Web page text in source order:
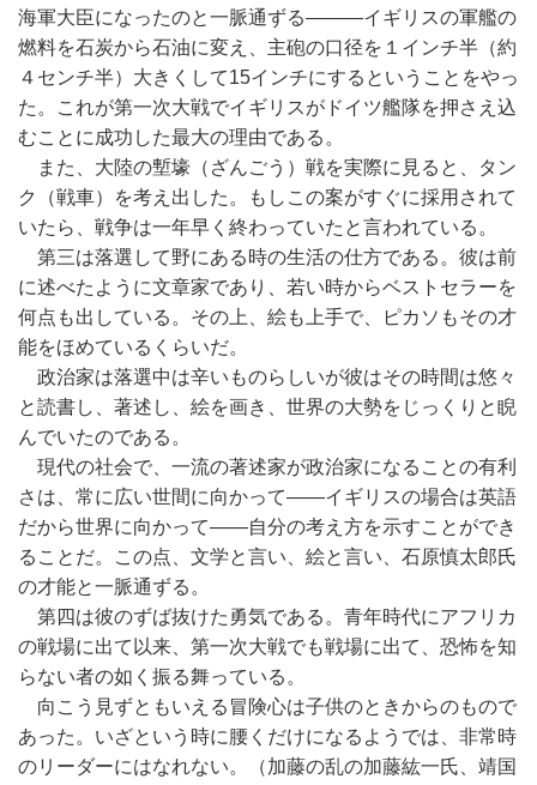
海軍大臣になったのと一脈通ずる―――イギリスの軍艦の
燃料を石炭から石油に変え、主砲の口径を１インチ半（約
４センチ半）大きくして15インチにするということをやっ
た。これが第一次大戦でイギリスがドイツ艦隊を押さえ込
むことに成功した最大の理由である。
また、大陸の塹壕（ざんごう）戦を実際に見ると、タン
ク（戦車）を考え出した。もしこの案がすぐに採用されて
いたら、戦争は一年早く終わっていたと言われている。
第三は落選して野にある時の生活の仕方である。彼は前
に述べたように文章家であり、若い時からベストセラーを
何点も出している。その上、絵も上手で、ピカソもその才
能をほめているくらいだ。
政治家は落選中は辛いものらしいが彼はその時間は悠々
と読書し、著述し、絵を画き、世界の大勢をじっくりと睨
んでいたのである。
現代の社会で、一流の著述家が政治家になることの有利
さは、常に広い世間に向かって――イギリスの場合は英語
だから世界に向かって――自分の考え方を示すことができ
ることだ。この点、文学と言い、絵と言い、石原慎太郎氏
の才能と一脈通ずる。
第四は彼のずば抜けた勇気である。青年時代にアフリカ
の戦場に出て以来、第一次大戦でも戦場に出て、恐怖を知
らない者の如く振る舞っている。
向こう見ずともいえる冒険心は子供のときからのもので
あった。いざという時に腰くだけになるようでは、非常時
のリーダーにはなれない。（加藤の乱の加藤紘一氏、靖国